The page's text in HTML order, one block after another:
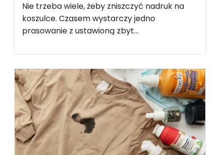
Nie trzeba wiele, żeby zniszczyć nadruk na
koszulce. Czasem wystarczy jedno
prasowanie z ustawioną zbyt...